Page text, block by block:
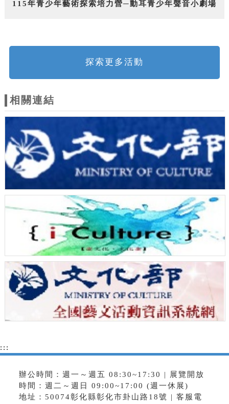
115年青少年藝術探索培力營─動耳青少年聲音小劇場
探索更多活動
相關連結
:::
辦公時間：週一～週五 08:30~17:30 | 展覽開放
時間：週二～週日 09:00~17:00 (週一休展)
地址：50074彰化縣彰化市卦山路18號 | 客服電